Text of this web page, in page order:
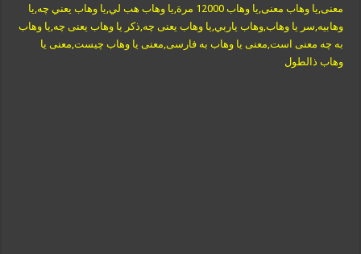
معنی,یا وهاب معنی,يا وهاب 12000 مرة,يا وهاب هب لي,يا وهاب يعني چه,يا
وهابيه,سر يا وهاب,وهاب ياربي,یا وهاب یعنی چه,ذکر یا وهاب یعنی چه,یا وهاب
به چه معنی است,معنی یا وهاب به فارسی,معنی یا وهاب چیست,معنی یا
وهاب ذالطول